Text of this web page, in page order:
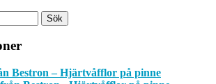
Bestron – Hjärtvåfflor på pinne